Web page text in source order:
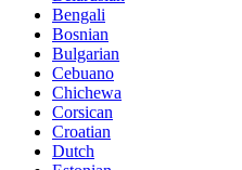
Bengali
Bosnian
Bulgarian
Cebuano
Chichewa
Corsican
Croatian
Dutch